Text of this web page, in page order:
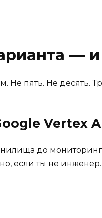
—
Не пять. Не десять.
до
если ты не